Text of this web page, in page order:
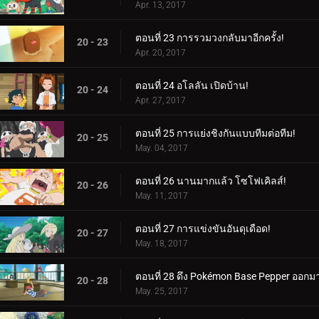
Apr. 13, 2017
20 - 23 ตอนที่ 23 การรวมวงกลับมาอีกครั้ง!
Apr. 20, 2017
20 - 24 ตอนที่ 24 อโลลัน เปิดบ้าน!
Apr. 27, 2017
20 - 25 ตอนที่ 25 การแย่งชิงกันแบบทีมต่อทีม!
May. 04, 2017
20 - 26 ตอนที่ 26 นานมากแล้ว โซโฟเคิลส์!
May. 11, 2017
20 - 27 ตอนที่ 27 การแข่งขันอันดุเดือด!
May. 18, 2017
20 - 28 ตอนที่ 28 ดึง Pokémon Base Pepper ออกม
May. 25, 2017